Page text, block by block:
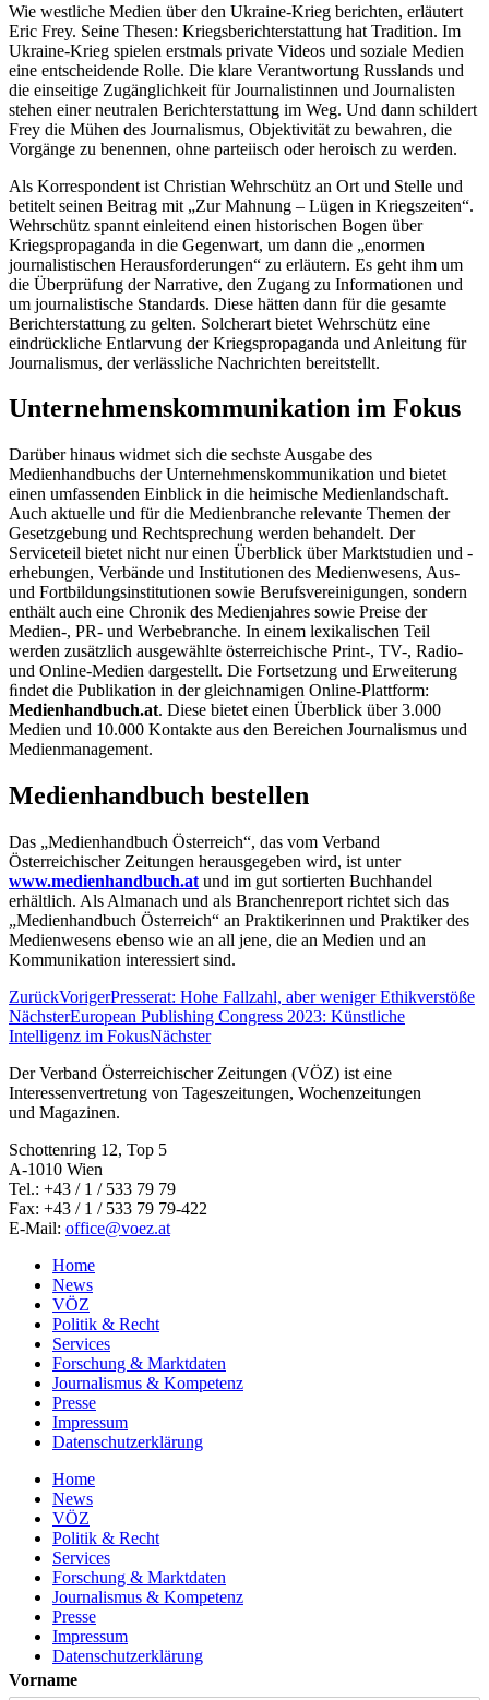
Wie westliche Medien über den Ukraine-Krieg berichten, erläutert
Eric Frey. Seine Thesen: Kriegsberichterstattung hat Tradition. Im
Ukraine-Krieg spielen erstmals private Videos und soziale Medien
eine entscheidende Rolle. Die klare Verantwortung Russlands und
die einseitige Zugänglichkeit für Journalistinnen und Journalisten
stehen einer neutralen Berichterstattung im Weg. Und dann schildert
Frey die Mühen des Journalismus, Objektivität zu bewahren, die
Vorgänge zu benennen, ohne parteiisch oder heroisch zu werden.
Als Korrespondent ist Christian Wehrschütz an Ort und Stelle und
betitelt seinen Beitrag mit „Zur Mahnung – Lügen in Kriegszeiten“.
Wehrschütz spannt einleitend einen historischen Bogen über
Kriegspropaganda in die Gegenwart, um dann die „enormen
journalistischen Herausforderungen“ zu erläutern. Es geht ihm um
die Überprüfung der Narrative, den Zugang zu Informationen und
um journalistische Standards. Diese hätten dann für die gesamte
Berichterstattung zu gelten. Solcherart bietet Wehrschütz eine
eindrückliche Entlarvung der Kriegspropaganda und Anleitung für
Journalismus, der verlässliche Nachrichten bereitstellt.
Unternehmenskommunikation im Fokus
Darüber hinaus widmet sich die sechste Ausgabe des
Medienhandbuchs der Unternehmenskommunikation und bietet
einen umfassenden Einblick in die heimische Medienlandschaft.
Auch aktuelle und für die Medienbranche relevante Themen der
Gesetzgebung und Rechtsprechung werden behandelt. Der
Serviceteil bietet nicht nur einen Überblick über Marktstudien und -
erhebungen, Verbände und Institutionen des Medienwesens, Aus-
und Fortbildungsinstitutionen sowie Berufsvereinigungen, sondern
enthält auch eine Chronik des Medienjahres sowie Preise der
Medien-, PR- und Werbebranche. In einem lexikalischen Teil
werden zusätzlich ausgewählte österreichische Print-, TV-, Radio-
und Online-Medien dargestellt. Die Fortsetzung und Erweiterung
ﬁndet die Publikation in der gleichnamigen Online-Plattform:
Medienhandbuch.at. Diese bietet einen Überblick über 3.000
Medien und 10.000 Kontakte aus den Bereichen Journalismus und
Medienmanagement.
Medienhandbuch bestellen
Das „Medienhandbuch Österreich“, das vom Verband
Österreichischer Zeitungen herausgegeben wird, ist unter
www.medienhandbuch.at und im gut sortierten Buchhandel
erhältlich. Als Almanach und als Branchenreport richtet sich das
„Medienhandbuch Österreich“ an Praktikerinnen und Praktiker des
Medienwesens ebenso wie an all jene, die an Medien und an
Kommunikation interessiert sind.
ZurückVorigerPresserat: Hohe Fallzahl, aber weniger Ethikverstöße
NächsterEuropean Publishing Congress 2023: Künstliche
Intelligenz im FokusNächster
Der Verband Österreichischer Zeitungen (VÖZ) ist eine
Interessenvertretung von Tageszeitungen, Wochenzeitungen
und Magazinen.
Schottenring 12, Top 5
A-1010 Wien
Tel.: +43 / 1 / 533 79 79
Fax: +43 / 1 / 533 79 79-422
E-Mail: office@voez.at
Home
News
VÖZ
Politik & Recht
Services
Forschung & Marktdaten
Journalismus & Kompetenz
Presse
Impressum
Datenschutzerklärung
Home
News
VÖZ
Politik & Recht
Services
Forschung & Marktdaten
Journalismus & Kompetenz
Presse
Impressum
Datenschutzerklärung
Vorname